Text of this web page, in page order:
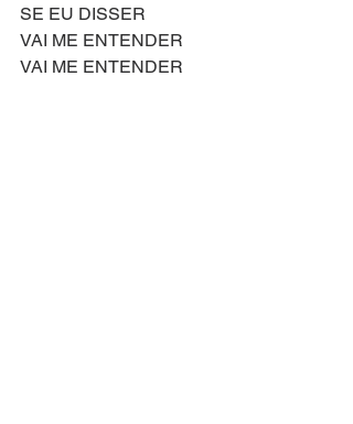
SE EU DISSER
VAI ME ENTENDER
VAI ME ENTENDER